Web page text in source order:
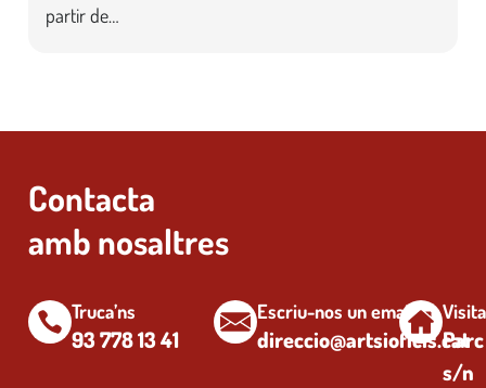
partir de…
Contacta
amb nosaltres
Truca’ns
93 778 13 41
Escriu-nos un email
direccio@artsioficis.cat
s/n